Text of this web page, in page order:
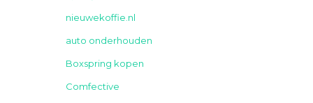
nieuwekoffie.nl
auto onderhouden
Boxspring kopen
Comfective